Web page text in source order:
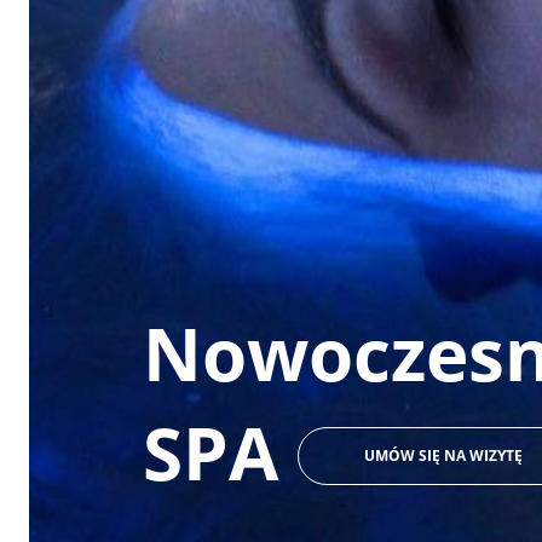
SPA
UMÓW SIĘ NA WIZYTĘ